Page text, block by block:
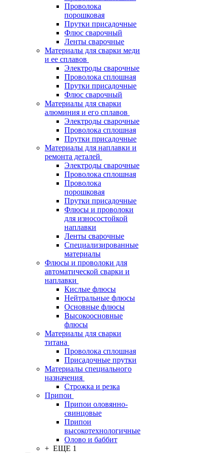
Проволока
порошковая
Прутки присадочные
Флюс сварочный
Ленты сварочные
Материалы для сварки меди
и ее сплавов
Электроды сварочные
Проволока сплошная
Прутки присадочные
Флюс сварочный
Материалы для сварки
алюминия и его сплавов
Электроды сварочные
Проволока сплошная
Прутки присадочные
Материалы для наплавки и
ремонта деталей
Электроды сварочные
Проволока сплошная
Проволока
порошковая
Прутки присадочные
Флюсы и проволоки
для износостойкой
наплавки
Ленты сварочные
Специализированные
материалы
Флюсы и проволоки для
автоматической сварки и
наплавки
Кислые флюсы
Нейтральные флюсы
Основные флюсы
Высокоосновные
флюсы
Материалы для сварки
титана
Проволока сплошная
Присадочные прутки
Материалы специального
назначения
Строжка и резка
Припои
Припои оловянно-
свинцовые
Припои
высокотехнологичные
Олово и баббит
+ ЕЩЕ 1